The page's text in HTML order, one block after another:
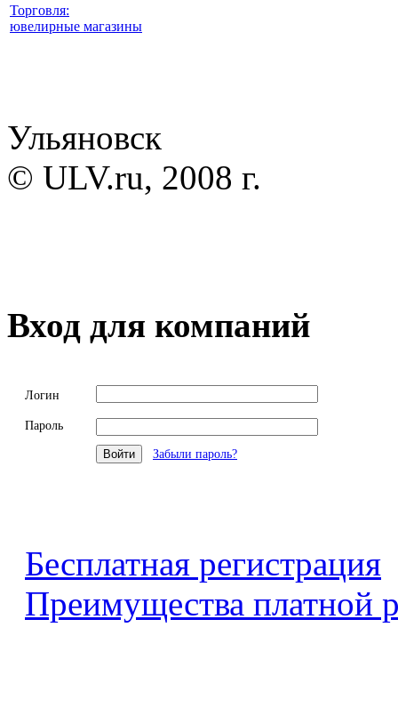
Торговля:
ювелирные магазины
Ульяновск
© ULV.ru, 2008 г.
Вход для компаний
Логин
Пароль
Забыли пароль?
Бесплатная регистрация
Преимущества платной